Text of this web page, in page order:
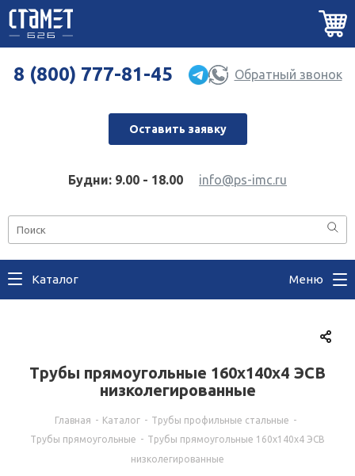
8 (800) 777-81-45 Обратный звонок
Оставить заявку
Будни: 9.00 - 18.00 info@ps-imc.ru
Каталог Меню
Трубы прямоугольные 160x140x4 ЭСВ
низколегированные
Главная - Каталог - Трубы профильные стальные -
Трубы прямоугольные - Трубы прямоугольные 160x140x4 ЭСВ
низколегированные